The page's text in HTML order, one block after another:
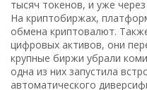
тысяч токенов, и уже
Накриптобиржах,
обмена криптовалют.
цифровых активов, они
крупные биржи убрали
одна из них запустила
автоматического